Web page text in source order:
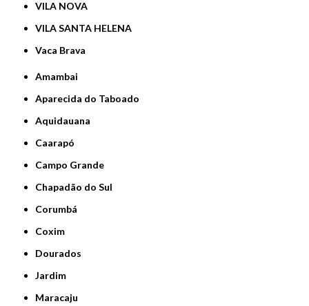
VILA NOVA
VILA SANTA HELENA
Vaca Brava
Amambai
Aparecida do Taboado
Aquidauana
Caarapó
Campo Grande
Chapadão do Sul
Corumbá
Coxim
Dourados
Jardim
Maracaju